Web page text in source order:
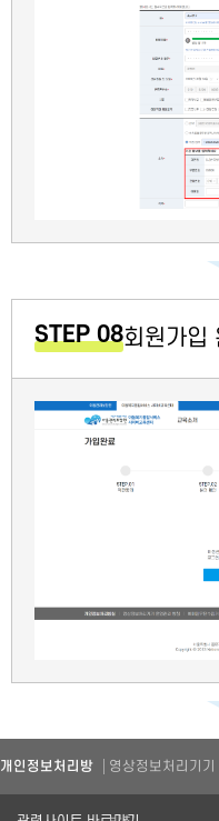
STEP 08회원가입
개인정보처리방 영상정보처리기기